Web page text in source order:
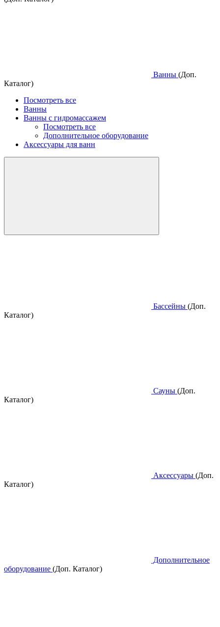
Ванны (Доп.
Каталог)
Посмотреть все
Ванны
Ванны с гидромассажем
Посмотреть все
Дополнительное оборудование
Аксессуары для ванн
Бассейны (Доп.
Каталог)
Сауны (Доп.
Каталог)
Аксессуары (Доп.
Каталог)
Дополнительное
оборудование (Доп. Каталог)